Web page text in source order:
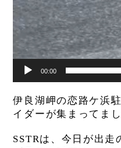
00:00
伊良湖岬の恋路ケ浜
イダーが集まってまし
SSTRは、今日が出走